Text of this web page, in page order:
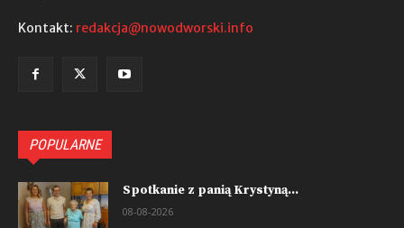
Kontakt: redakcja@nowodworski.info
POPULARNE
Spotkanie z panią Krystyną...
08-08-2026